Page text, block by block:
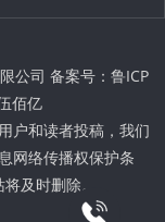
公司 备案号： 鲁ICP
佰亿
户和读者投稿，我们
网络传播权保护条
及时删除。